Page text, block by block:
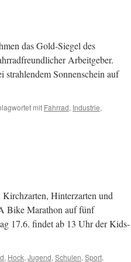
das Gold-Siegel des
Arbeitgeber.
Sonnenschein auf
mit Fahrrad, Industrie,
Hinterzarten und
Bike Marathon auf fünf
17.6. findet ab 13 Uhr der Kids-
, Hock, Jugend, Schulen, Sport,